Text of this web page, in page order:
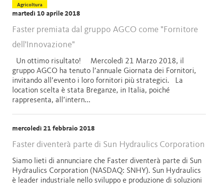
Agricoltura
martedì 10 aprile 2018
Faster premiata dal gruppo AGCO come "Fornitore
dell'Innovazione"
Un ottimo risultato! Mercoledì 21 Marzo 2018, il
gruppo AGCO ha tenuto l’annuale Giornata dei Fornitori,
invitando all’evento i loro fornitori più strategici. La
location scelta è stata Breganze, in Italia, poiché
rappresenta, all’intern...
mercoledì 21 febbraio 2018
Faster diventerà parte di Sun Hydraulics Corporation
Siamo lieti di annunciare che Faster diventerà parte di Sun
Hydraulics Corporation (NASDAQ: SNHY). Sun Hydraulics
è leader industriale nello sviluppo e produzione di soluzioni